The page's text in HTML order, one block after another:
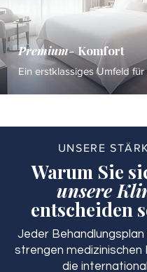
Premium-Komfort
Ein erstklassiges Umfeld
UNSERE
Warum Sie
unsere
entscheiden
Jeder
strengen medizinischen
die